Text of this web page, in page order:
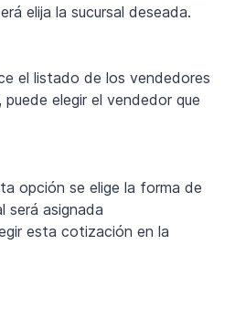
elija la sucursal deseada.
el listado de los vendedores
elegir el vendedor que
opción se elige la forma de
será asignada
esta cotización en la